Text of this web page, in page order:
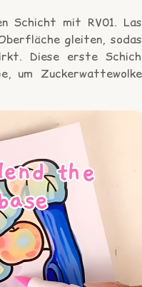
Schicht mit RV01.
gleiten,
Diese erste
um